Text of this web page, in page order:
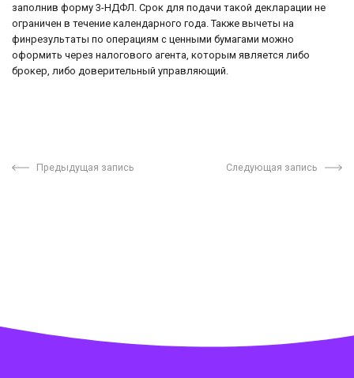
заполнив форму 3-НДФЛ. Срок для подачи такой декларации не
ограничен в течение календарного года. Также вычеты на
финрезультаты по операциям с ценными бумагами можно
оформить через налогового агента, которым является либо
брокер, либо доверительный управляющий.
Предыдущая запись Следующая запись